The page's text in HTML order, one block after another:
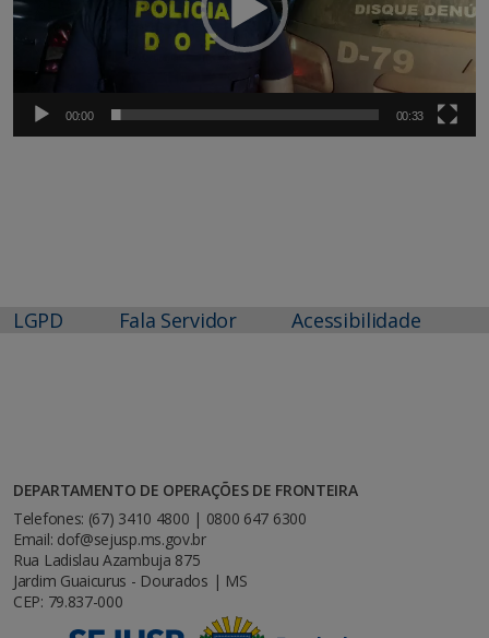
00:00 00:33
LGPD Fala Servidor Acessibilidade
DEPARTAMENTO DE OPERAÇÕES DE FRONTEIRA
Telefones: (67) 3410 4800 | 0800 647 6300
Email: dof@sejusp.ms.gov.br
Rua Ladislau Azambuja 875
Jardim Guaicurus - Dourados | MS
CEP: 79.837-000